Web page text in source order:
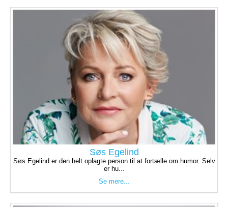
Søs Egelind
Søs Egelind er den helt oplagte person til at fortælle om humor. Selv
er hu...
Se mere...